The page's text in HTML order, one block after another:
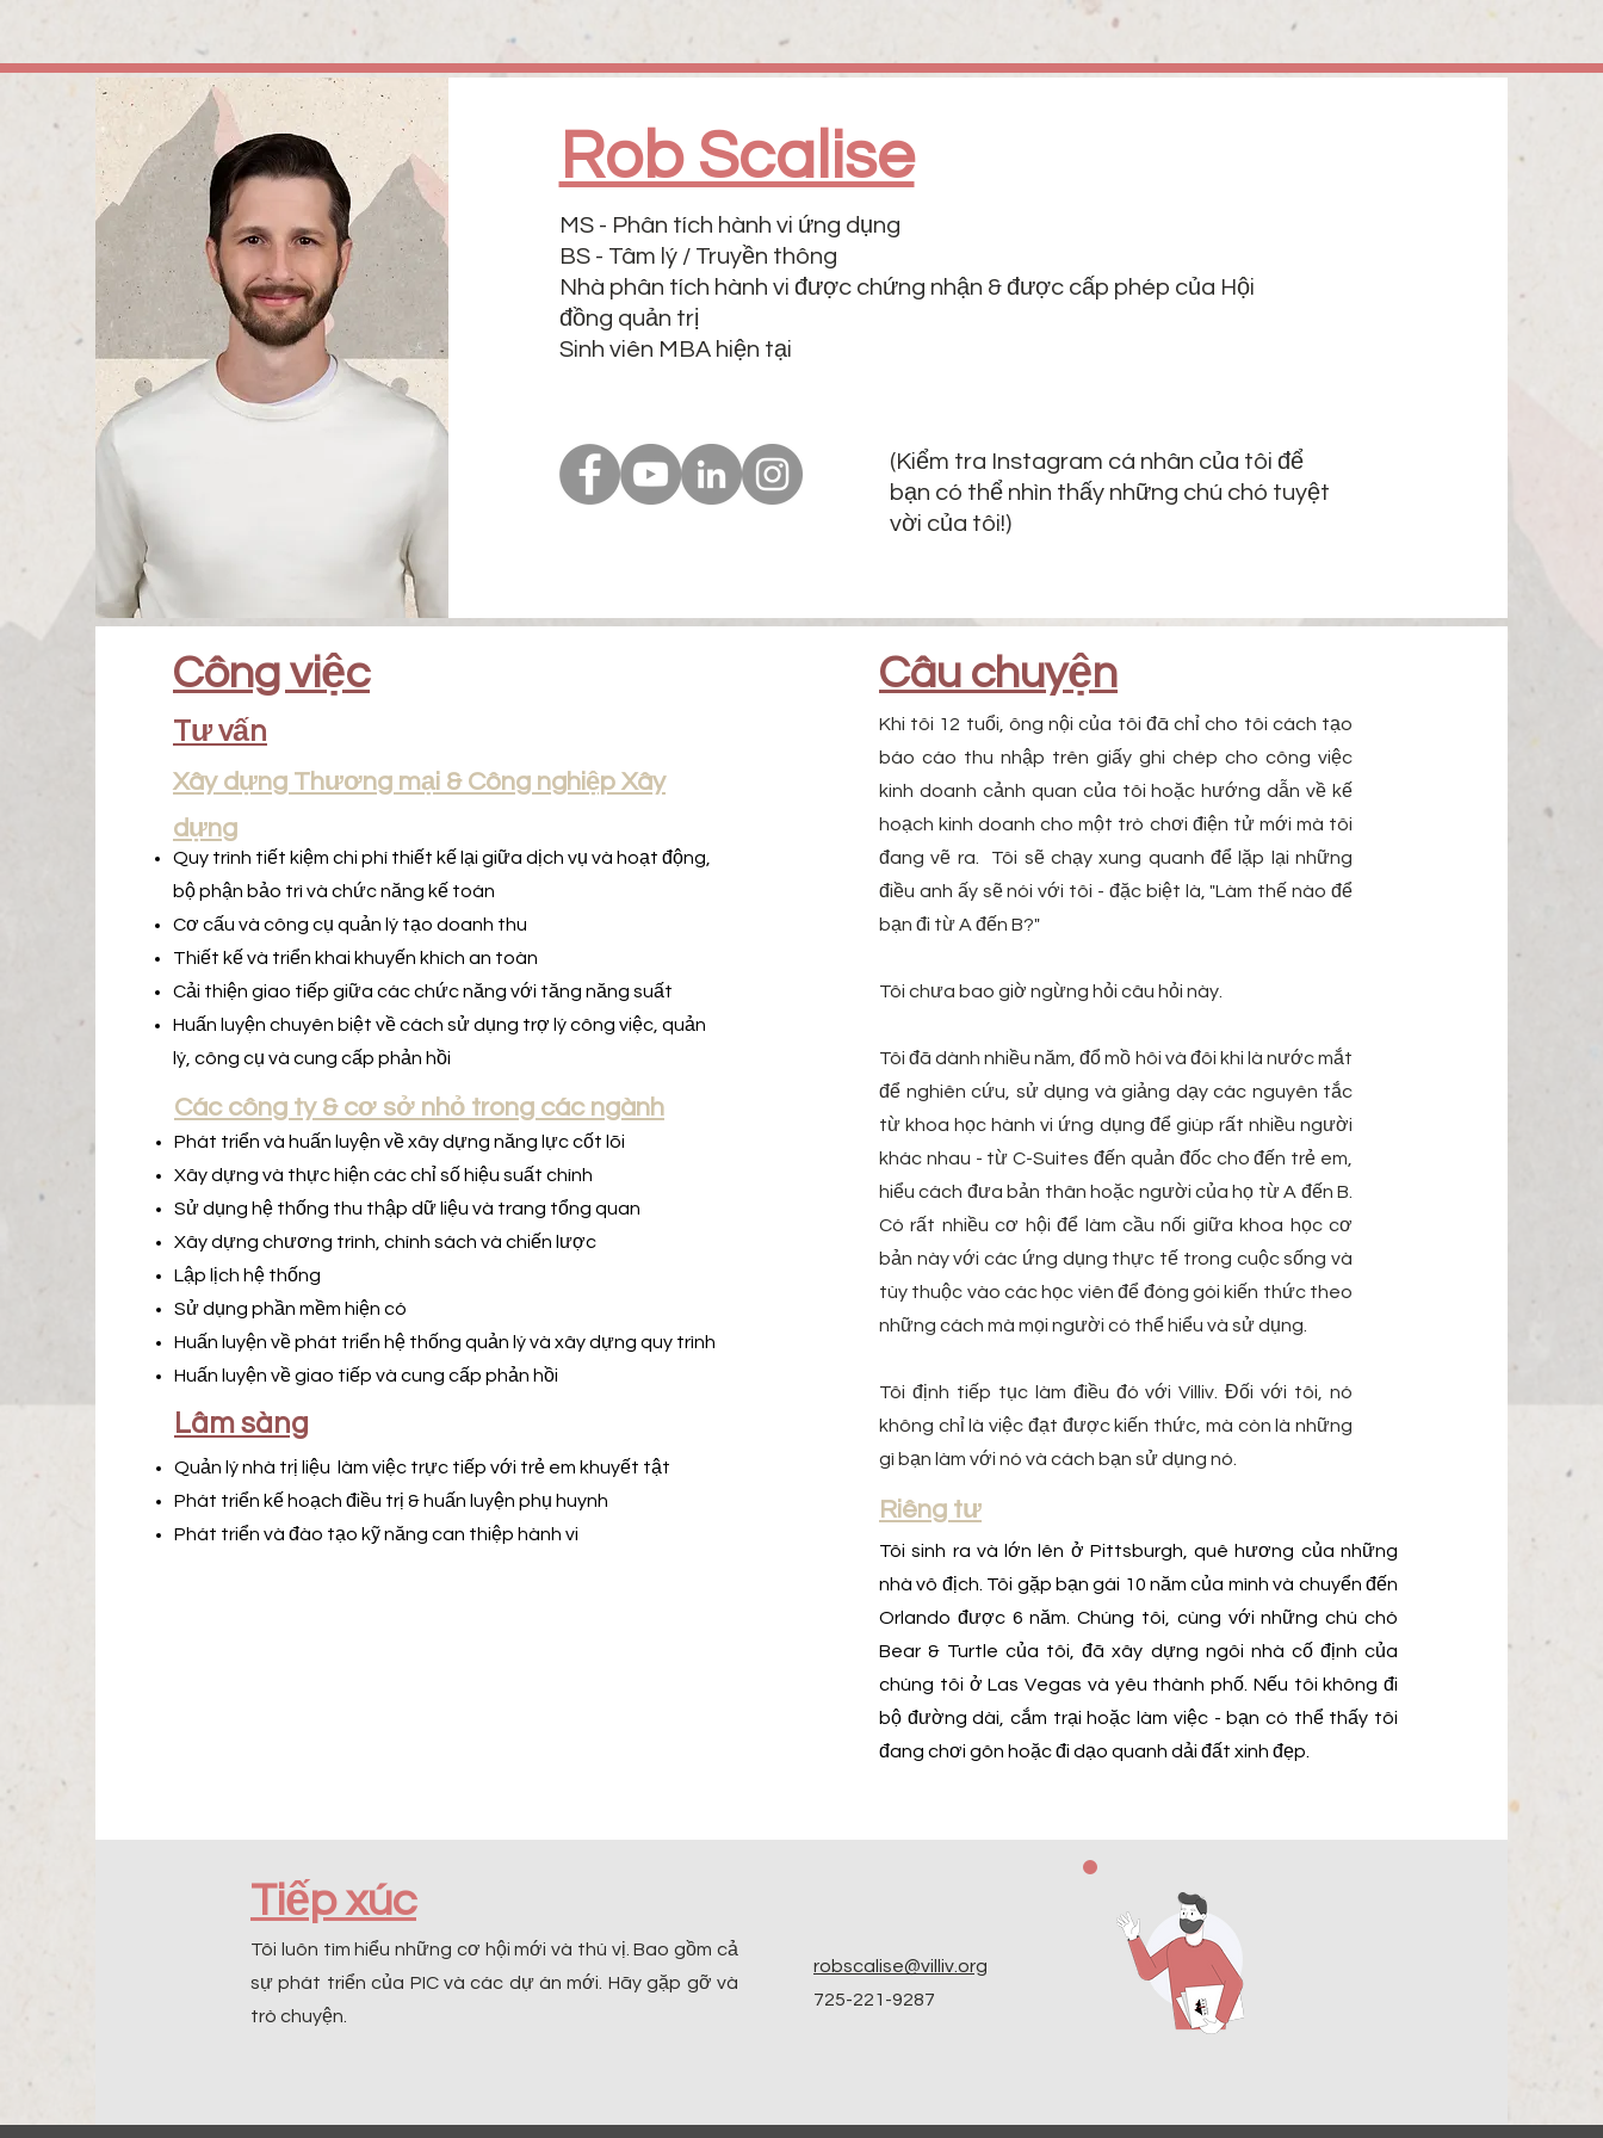
Rob Scalise
MS - Phân tích hành vi ứng dụng
BS - Tâm lý / Truyền thông
Nhà phân tích hành vi được chứng nhận & được cấp phép của Hội
đồng quản trị
Sinh viên MBA hiện tại
(Kiểm tra Instagram cá nhân của tôi để
bạn có thể nhìn thấy những chú chó tuyệt
vời của tôi!)
Công việc
Tư vấn
Xây dựng Thương mại & Công nghiệp Xây
dựng
Quy trình tiết kiệm chi phí thiết kế lại giữa dịch vụ và hoạt động,
bộ phận bảo trì và chức năng kế toán
Cơ cấu và công cụ quản lý tạo doanh thu
Thiết kế và triển khai khuyến khích an toàn
Cải thiện giao tiếp giữa các chức năng với tăng năng suất
Huấn luyện chuyên biệt về cách sử dụng trợ lý công việc, quản
lý, công cụ và cung cấp phản hồi
Các công ty & cơ sở nhỏ trong các ngành
Phát triển và huấn luyện về xây dựng năng lực cốt lõi
Xây dựng và thực hiện các chỉ số hiệu suất chính
Sử dụng hệ thống thu thập dữ liệu và trang tổng quan
Xây dựng chương trình, chính sách và chiến lược
Lập lịch hệ thống
Sử dụng phần mềm hiện có
Huấn luyện về phát triển hệ thống quản lý và xây dựng quy trình
Huấn luyện về giao tiếp và cung cấp phản hồi
Lâm sàng
Quản lý nhà trị liệu
làm việc trực tiếp với trẻ em khuyết tật
Phát triển kế hoạch điều trị & huấn luyện phụ huynh
Phát triển và đào tạo kỹ năng can thiệp hành vi
Câu chuyện
Khi tôi 12 tuổi, ông nội của tôi đã chỉ cho tôi cách tạo
báo cáo thu nhập trên giấy ghi chép cho công việc
kinh doanh cảnh quan của tôi hoặc hướng dẫn về kế
hoạch kinh doanh cho một trò chơi điện tử mới mà tôi
đang vẽ ra.
Tôi sẽ chạy xung quanh để lặp lại những
điều anh ấy sẽ nói với tôi - đặc biệt là, "Làm thế nào để
bạn đi từ A đến B?"
Tôi chưa bao giờ ngừng hỏi câu hỏi này.
Tôi đã dành nhiều năm, đổ mồ hôi và đôi khi là nước mắt
để nghiên cứu, sử dụng và giảng dạy các nguyên tắc
từ khoa học hành vi ứng dụng để giúp rất nhiều người
khác nhau - từ C-Suites đến quản đốc cho đến trẻ em,
hiểu cách đưa bản thân hoặc người của họ từ A đến B.
Có rất nhiều cơ hội để làm cầu nối giữa khoa học cơ
bản này với các ứng dụng thực tế trong cuộc sống và
tùy thuộc vào các học viên để đóng gói kiến thức theo
những cách mà mọi người có thể hiểu và sử dụng.
Tôi định tiếp tục làm điều đó với Villiv. Đối với tôi, nó
không chỉ là việc đạt được kiến thức, mà còn là những
gì bạn làm với nó và cách bạn sử dụng nó.
Riêng tư
Tôi sinh ra và lớn lên ở Pittsburgh, quê hương của những
nhà vô địch. Tôi gặp bạn gái 10 năm của mình và chuyển đến
Orlando được 6 năm. Chúng tôi, cùng với những chú chó
Bear & Turtle của tôi, đã xây dựng ngôi nhà cố định của
chúng tôi ở Las Vegas và yêu thành phố. Nếu tôi không đi
bộ đường dài, cắm trại hoặc làm việc - bạn có thể thấy tôi
đang chơi gôn hoặc đi dạo quanh dải đất xinh đẹp.
Tiếp xúc
Tôi luôn tìm hiểu những cơ hội mới và thú vị. Bao gồm cả
sự phát triển của PIC và các dự án mới. Hãy gặp gỡ và
trò chuyện.
robscalise@villiv.org
725-221-9287